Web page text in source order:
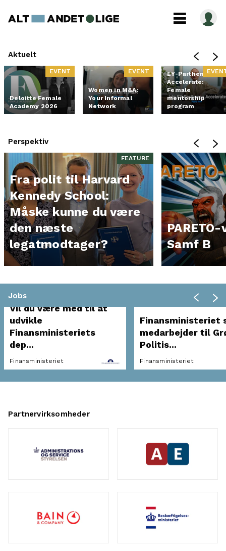
Aktuelt
EVENT
Deloitte Female
Academy 2026
EVENT
Women in M&A:
Your Informal
Network
EY-Parthenon
Accelerate:
Female
mentorship
program
Perspektiv
FEATURE
Fra polit til Harvard
Kennedy School:
Måske kunne du være
den næste
legatmodtager?
Samf B
Jobs
Vil du være med til at
udvikle
Finansministeriets
dep...
Finansministeriet
Finansministeriet
medarbejder til
Politis...
Finansministeriet
Partnervirksomheder